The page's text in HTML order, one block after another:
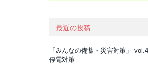
最近の投稿
「みんなの備蓄・災害対策」
停電対策